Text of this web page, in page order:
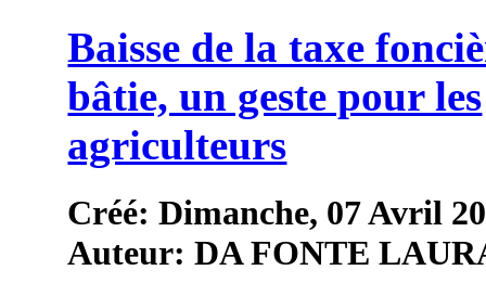
Baisse de la taxe
bâtie, un geste pour les
agriculteurs
Créé: Dimanche, 07 Avril
Auteur: DA FONTE